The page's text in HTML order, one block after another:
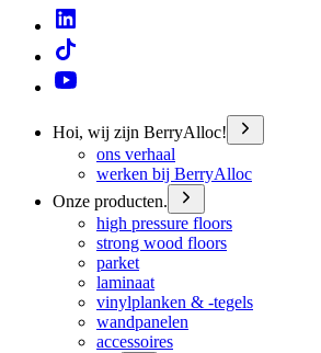
Hoi, wij zijn BerryAlloc!
ons verhaal
werken bij BerryAlloc
Onze producten.
high pressure floors
strong wood floors
parket
laminaat
vinylplanken & -tegels
wandpanelen
accessoires